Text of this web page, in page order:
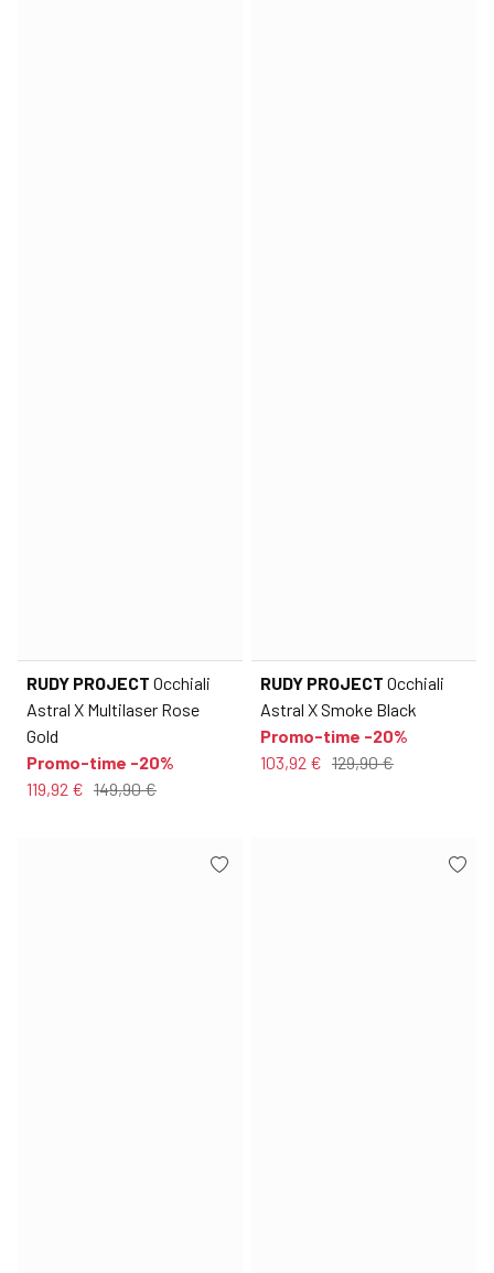
RUDY PROJECT Occhiali
Astral X Multilaser Rose
Gold
Promo-time -20%
119,92 € 149,90 €
RUDY PROJECT Occhiali
Astral X Smoke Black
Promo-time -20%
103,92 € 129,90 €